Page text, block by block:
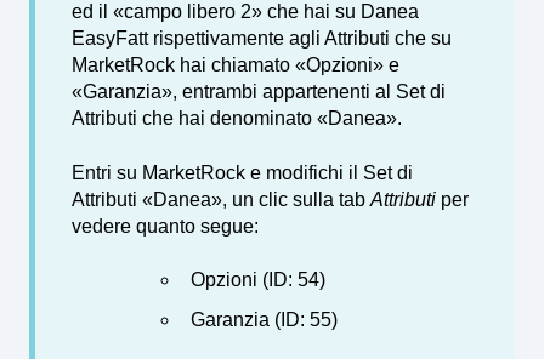
ed il «campo libero 2» che hai su Danea
EasyFatt rispettivamente agli Attributi che su
MarketRock hai chiamato «Opzioni» e
«Garanzia», entrambi appartenenti al Set di
Attributi che hai denominato «Danea».
Entri su MarketRock e modifichi il Set di
Attributi «Danea», un clic sulla tab Attributi per
vedere quanto segue:
Opzioni (ID: 54)
Garanzia (ID: 55)